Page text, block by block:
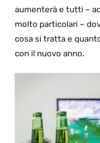
aumenterà e tutti –
molto particolari –
cosa si tratta e
con il nuovo anno.